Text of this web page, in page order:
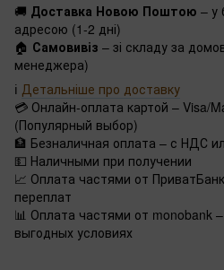
🚚 Доставка Новою Поштою – у
адресою (1-2 дні)
🏠 Самовивіз – зі складу за
менеджера)
ℹ️ Детальніше про доставку
💳 Онлайн-оплата картой – Visa/
(Популярный выбор)
🏦 Безналичная оплата – с НДС
💵 Наличными при получении
📈 Оплата частями от
переплат
📊 Оплата частями от monobank
выгодных условиях